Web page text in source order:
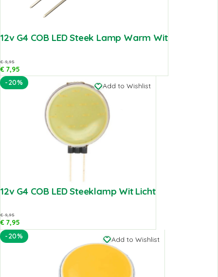
12v G4 COB LED Steek Lamp Warm Wit
€9,95
€7,95
-20%
Add to Wishlist
12v G4 COB LED Steeklamp Wit Licht
€9,95
€7,95
-20%
Add to Wishlist